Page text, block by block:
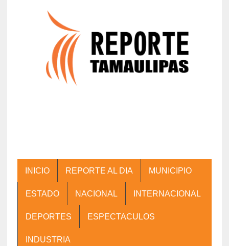
INICIO REPORTE AL DIA MUNICIPIO
ESTADO NACIONAL INTERNACIONAL
DEPORTES ESPECTACULOS
INDUSTRIA